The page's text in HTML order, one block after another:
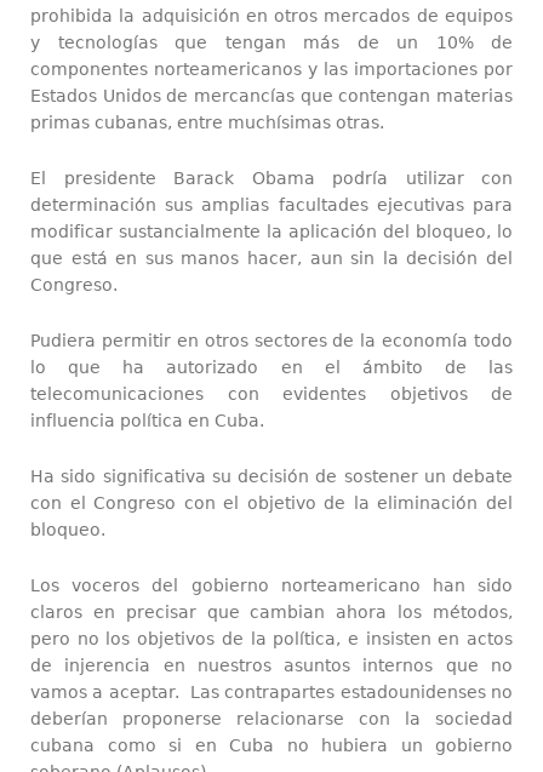
prohibida la adquisición en otros mercados de equipos
y tecnologías que tengan más de un 10% de
componentes norteamericanos y las importaciones por
Estados Unidos de mercancías que contengan materias
primas cubanas, entre muchísimas otras.
El presidente Barack Obama podría utilizar con
determinación sus amplias facultades ejecutivas para
modificar sustancialmente la aplicación del bloqueo, lo
que está en sus manos hacer, aun sin la decisión del
Congreso.
Pudiera permitir en otros sectores de la economía todo
lo que ha autorizado en el ámbito de las
telecomunicaciones con evidentes objetivos de
influencia política en Cuba.
Ha sido significativa su decisión de sostener un debate
con el Congreso con el objetivo de la eliminación del
bloqueo.
Los voceros del gobierno norteamericano han sido
claros en precisar que cambian ahora los métodos,
pero no los objetivos de la política, e insisten en actos
de injerencia en nuestros asuntos internos que no
vamos a aceptar. Las contrapartes estadounidenses no
deberían proponerse relacionarse con la sociedad
cubana como si en Cuba no hubiera un gobierno